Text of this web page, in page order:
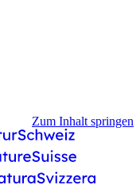
Zum Inhalt springen